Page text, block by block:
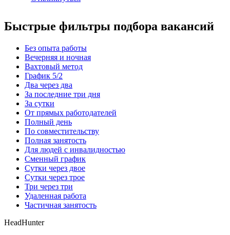
Быстрые фильтры подбора вакансий
Без опыта работы
Вечерняя и ночная
Вахтовый метод
График 5/2
Два через два
За последние три дня
За сутки
От прямых работодателей
Полный день
По совместительству
Полная занятость
Для людей с инвалидностью
Сменный график
Сутки через двое
Сутки через трое
Три через три
Удаленная работа
Частичная занятость
HeadHunter